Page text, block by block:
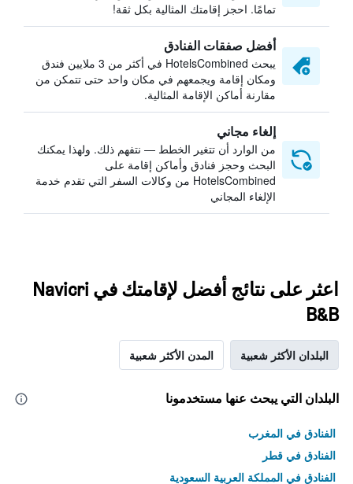
تمامًا. احجز إقامتك المثالية بكل ثقة!
أفضل صفقات الفنادق
يبحث HotelsCombined في أكثر من 3 ملايين فندق
ومكان إقامة ويجمعهم في مكان واحد حتى تتمكن من
مقارنة أماكن الإقامة المثالية.
إلغاء مجاني
من الوارد أن تتغير الخطط — نتفهم ذلك. ولهذا يمكنك
البحث وحجز فنادق وأماكن إقامة على
HotelsCombined من وكالات السفر التي تقدم خدمة
الإلغاء المجاني
اعثر على نتائج أفضل لإقامتك في Navicri
B&B
البلدان الأكثر شعبية المدن الأكثر شعبية
البلدان التي يبحث عنها مستخدمونا
الفنادق في المغرب
الفنادق في قطر
الفنادق في المملكة العربية السعودية